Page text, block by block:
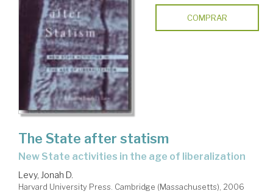
COMPRAR
The State after statism
new State activities in the age of liberalization
Levy, Jonah D.
Harvard University Press. Cambridge (Massachusetts), 2006